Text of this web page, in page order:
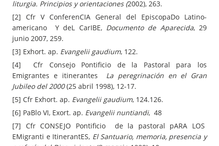
liturgia. Principios y orientaciones (2002), 263.
[2] Cfr V ConferenCIA General del EpiscopaDo Latino-
americano Y deL CarIBE, Documento de Aparecida, 29
junio 2007, 259.
[3] Exhort. ap. Evangelii gaudium, 122.
[4] Cfr Consejo Pontificio de la Pastoral para los
Emigrantes e itinerantes
La peregrinación en el Gran
Jubileo del 2000(25 abril 1998), 12-17.
[5] Cfr Exhort. ap. Evangelii gaudium, 124.126.
[6] PaBlo VI, Exort. ap. Evangelii nuntiandi, 48
[7] Cfr CONSEJO Pontificio de la pastoral pARA LOS
EMigranti e ItinerantES, El Santuario, memoria, presencia y